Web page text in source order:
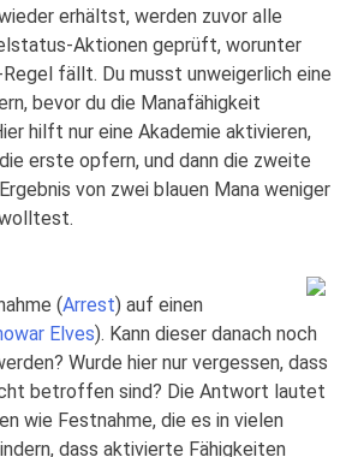
erhältst, werden zuvor alle
Aktionen geprüft, worunter
fällt. Du musst unweigerlich eine
bevor du die Manafähigkeit
hilft nur eine Akademie aktivieren,
erste opfern, und dann die zweite
von zwei blauen Mana weniger
(Arrest) auf einen
Elves). Kann dieser danach noch
Wurde hier nur vergessen, dass
betroffen sind? Die Antwort lautet
wie Festnahme, die es in vielen
dass aktivierte Fähigkeiten